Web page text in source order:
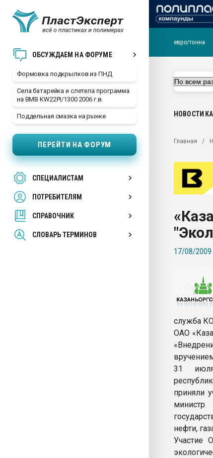
ОБСУЖДАЕМ НА ФОРУМЕ
Формовка подкрылков из ПНД
Села батарейка и слетела программа
на BMB KW22PI/1300 2006 г.в.
Поддельная смазка на рынке
ПЕРЕЙТИ НА ФОРУМ
СПЕЦИАЛИСТАМ
ПОТРЕБИТЕЛЯМ
СПРАВОЧНИК
СЛОВАРЬ ТЕРМИНОВ
29.07.2026 ФРП
Вакуум-
28.07.2026
первый план в
пластмасс
ситуацией на
Всё, что касается
ПЕРЕЙТИ
евро/тонна
НОВОСТИ
Главная
17/08/2009
служба
ОАО
31
приняли
нефти,
Участие